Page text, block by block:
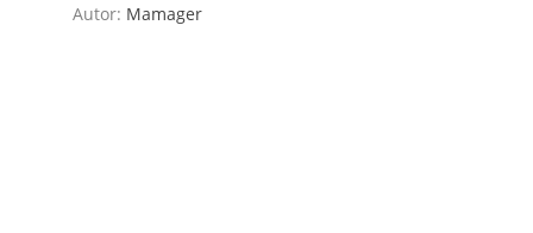
Autor: Mamager